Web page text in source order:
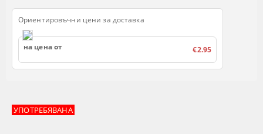
УПОТРЕБЯВАНА
Ориентировъчни цени за доставка
на цена от €2.95